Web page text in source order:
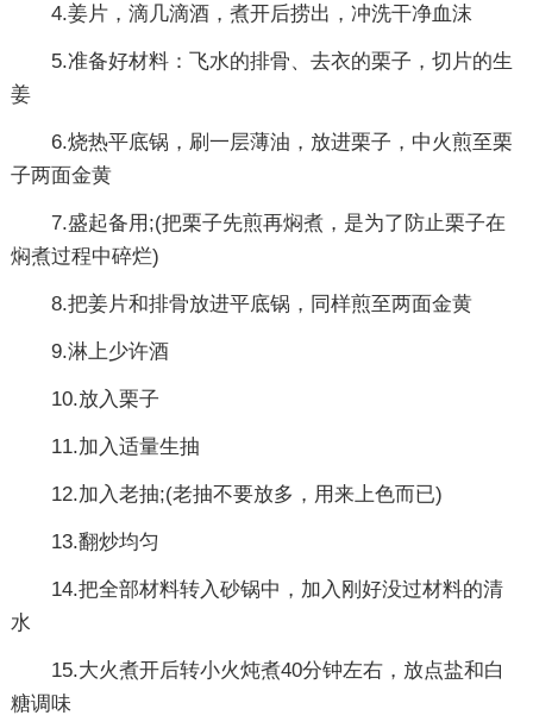
4.姜片，滴几滴酒，煮开后捞出，冲洗干净血沫
5.准备好材料：飞水的排骨、去衣的栗子，切片的生
姜
6.烧热平底锅，刷一层薄油，放进栗子，中火煎至栗
子两面金黄
7.盛起备用;(把栗子先煎再焖煮，是为了防止栗子在
焖煮过程中碎烂)
8.把姜片和排骨放进平底锅，同样煎至两面金黄
9.淋上少许酒
10.放入栗子
11.加入适量生抽
12.加入老抽;(老抽不要放多，用来上色而已)
13.翻炒均匀
14.把全部材料转入砂锅中，加入刚好没过材料的清
水
15.大火煮开后转小火炖煮40分钟左右，放点盐和白
糖调味